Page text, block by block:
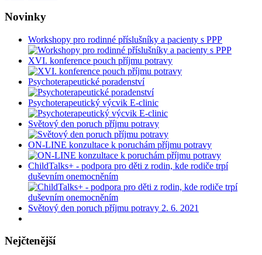
Novinky
Workshopy pro rodinné příslušníky a pacienty s PPP
XVI. konference pouch příjmu potravy
Psychoterapeutické poradenství
Psychoterapeutický výcvik E-clinic
Světový den poruch příjmu potravy
ON-LINE konzultace k poruchám příjmu potravy
ChildTalks+ - podpora pro děti z rodin, kde rodiče trpí
duševním onemocněním
Světový den poruch příjmu potravy 2. 6. 2021
Nejčtenější